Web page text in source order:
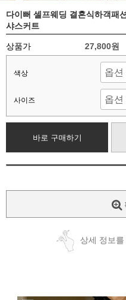
다이뻐 셀프웨딩 결혼식하객패
샤스커트
상품가 27,800원
색상
사이즈
바로 구매하기
상세 정보